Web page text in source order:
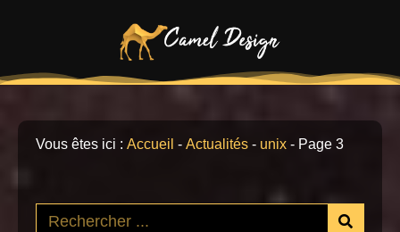
Vous êtes ici : Accueil - Actualités - unix - Page 3